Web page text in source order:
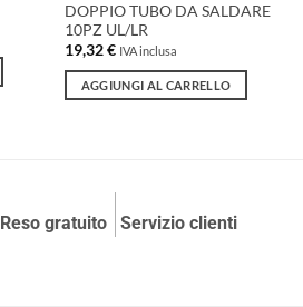
DOPPIO TUBO DA SALDARE
10PZ UL/LR
19,32€ IVA inclusa
AGGIUNGI AL CARRELLO
Reso gratuito Servizio clienti